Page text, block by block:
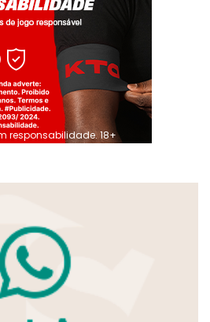
responsabilidade. 18+